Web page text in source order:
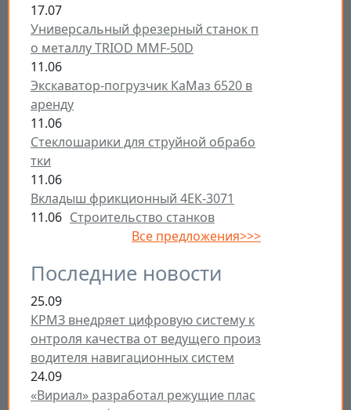
17.07
Универсальный фрезерный станок п
о металлу TRIOD MMF-50D
11.06
Экскаватор-погрузчик КаМаз 6520 в
аренду
11.06
Стеклошарики для струйной обрабо
тки
11.06
Вкладыш фрикционный 4ЕК-3071
11.06 Строительство станков
Все предложения>>>
Последние новости
25.09
КРМЗ внедряет цифровую систему к
онтроля качества от ведущего произ
водителя навигационных систем
24.09
«Вириал» разработал режущие плас